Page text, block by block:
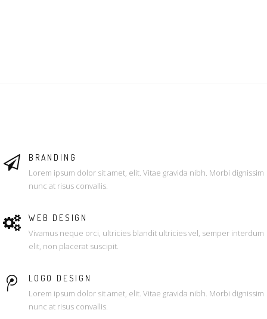
BRANDING
Lorem ipsum dolor sit amet, elit. Vitae gravida nibh. Morbi dignissim
nunc at risus convallis.
WEB DESIGN
Vivamus neque orci, ultricies blandit ultricies vel, semper interdum
elit, non placerat suscipit.
LOGO DESIGN
Lorem ipsum dolor sit amet, elit. Vitae gravida nibh. Morbi dignissim
nunc at risus convallis.